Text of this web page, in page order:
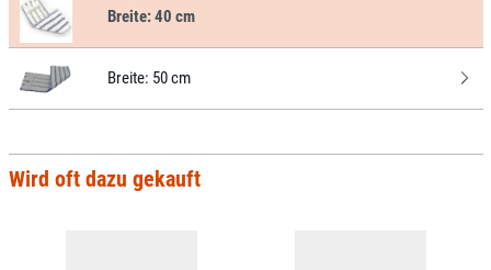
Breite:40 cm
Breite: 50 cm
Wird oft dazu gekauft